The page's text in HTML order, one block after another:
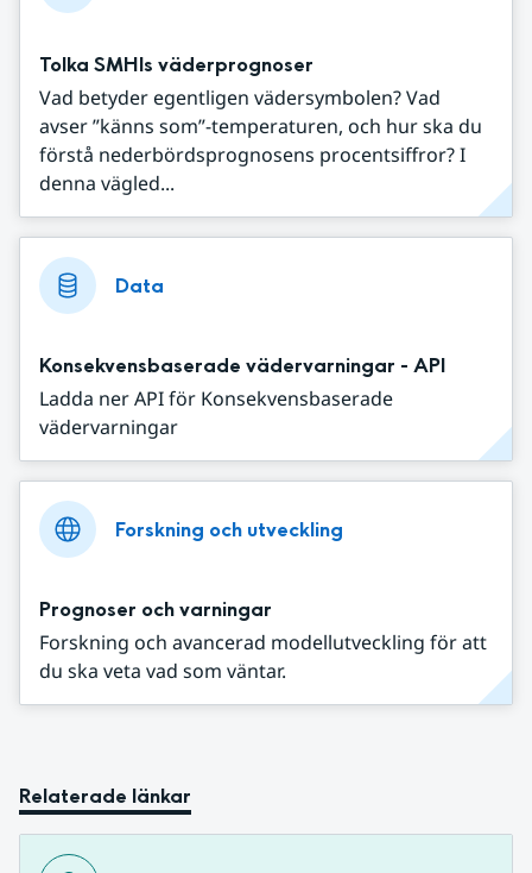
Tolka SMHIs väderprognoser
Vad betyder egentligen vädersymbolen? Vad
avser ”känns som”-temperaturen, och hur ska du
förstå nederbördsprognosens procentsiffror? I
denna vägled...
Data
Konsekvensbaserade vädervarningar - API
Ladda ner API för Konsekvensbaserade
vädervarningar
Forskning och utveckling
Prognoser och varningar
Forskning och avancerad modellutveckling för att
du ska veta vad som väntar.
Relaterade länkar